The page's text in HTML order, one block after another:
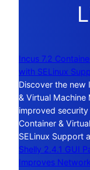
Incus 7.2
with SELinux
Discover the new
& Virtual
improved
Container &
SELinux Support
Shelly 2.4.1 GUI
Improves